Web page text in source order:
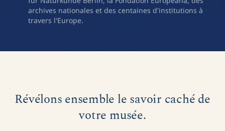
archives nationales et des centaines d'institutions à
travers l'Europe.
Révélons ensemble le savoir caché de
votre musée.